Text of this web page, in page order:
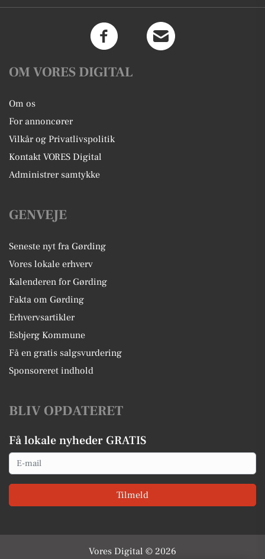
OM VORES DIGITAL
Om os
For annoncører
Vilkår og Privatlivspolitik
Kontakt VORES Digital
Administrer samtykke
GENVEJE
Seneste nyt fra Gørding
Vores lokale erhverv
Kalenderen for Gørding
Fakta om Gørding
Erhvervsartikler
Esbjerg Kommune
Få en gratis salgsvurdering
Sponsoreret indhold
BLIV OPDATERET
Få lokale nyheder GRATIS
Email
Tilmeld
Vores Digital © 2026